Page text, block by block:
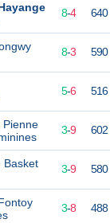
Pienne
Basket
20 12 8-4 640
19 8-3 590
5-6 516
15 12 3-9 602
15 12 3-9 580
14 3-8 488